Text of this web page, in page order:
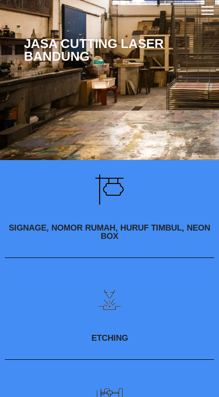
JASA CUTTING LASER
BANDUNG
SIGNAGE, NOMOR RUMAH, HURUF TIMBUL, NEON
BOX
ETCHING